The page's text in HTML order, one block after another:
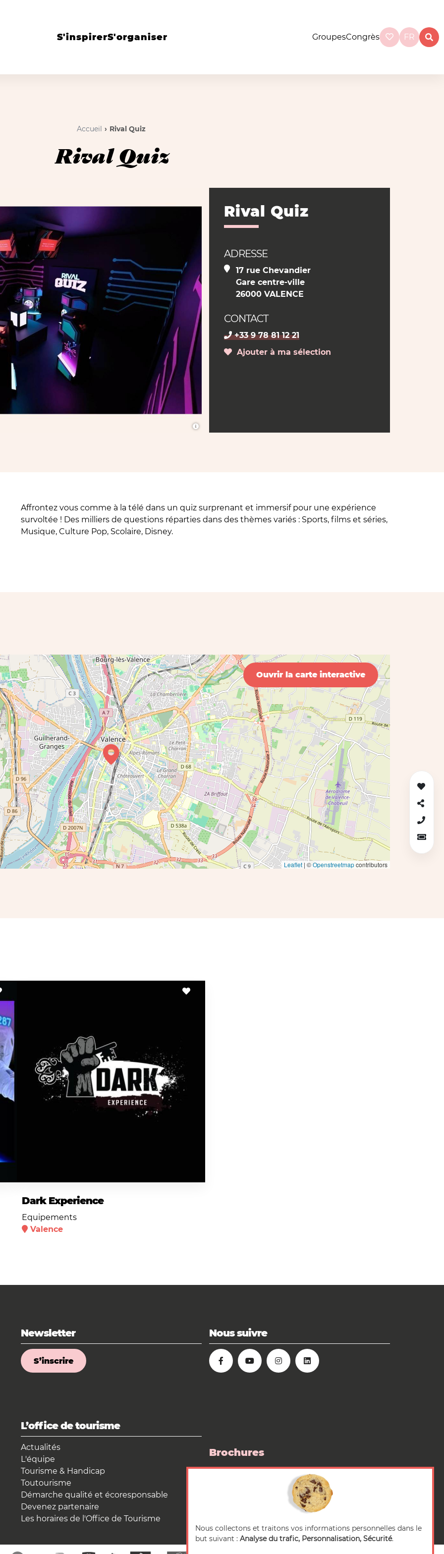
S'inspirerS'organiser GroupesCongrès FR
Accueil Rival Quiz
Rival Quiz
Rival Quiz
ADRESSE
17 rue Chevandier
Gare centre-ville
26000 VALENCE
CONTACT
+33 9 78 81 12 21
Ajouter à ma sélection
Affrontez vous comme à la télé dans un quiz surprenant et immersif pour une expérience
survoltée ! Des milliers de questions réparties dans des thèmes variés : Sports, films et séries,
Musique, Culture Pop, Scolaire, Disney.
Ouvrir la carte interactive
Leaflet| ©Openstreetmapcontributors
Dark Experience
Equipements
Valence
Newsletter
S’inscrire
Nous suivre
L’office de tourisme
Actualités
L'équipe
Tourisme & Handicap
Toutourisme
Démarche qualité et écoresponsable
Devenez partenaire
Les horaires de l'Office de Tourisme
Brochures
La boutique
Nous collectons et traitons vos informations personnelles dans le
but suivant : Analyse du trafic, Personnalisation, Sécurité.